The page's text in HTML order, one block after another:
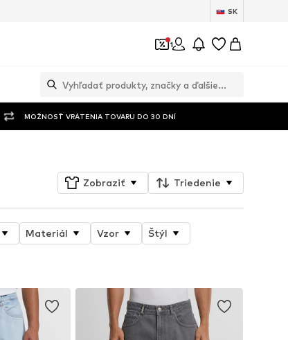
SK
1
MOŽNOSŤ VRÁTENIA TOVARU DO 30 DNÍ
Zobraziť Triedenie
Materiál Vzor
Štýl